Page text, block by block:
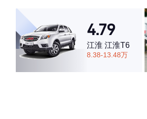
4.79
江淮 江淮T6
8.38-13.48万